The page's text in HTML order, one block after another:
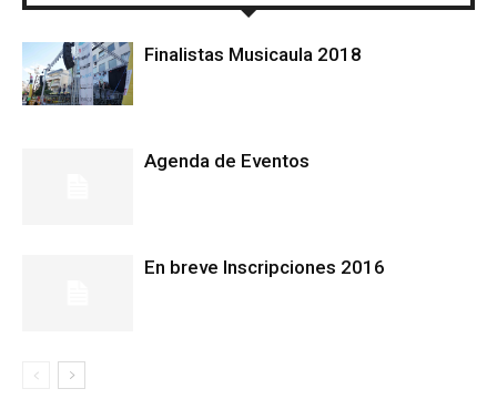
Finalistas Musicaula 2018
Agenda de Eventos
En breve Inscripciones 2016